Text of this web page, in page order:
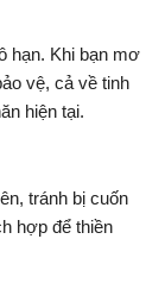
hạn. Khi bạn mơ
vệ, cả về tinh
hiện tại.
tránh bị cuốn
hợp để thiền